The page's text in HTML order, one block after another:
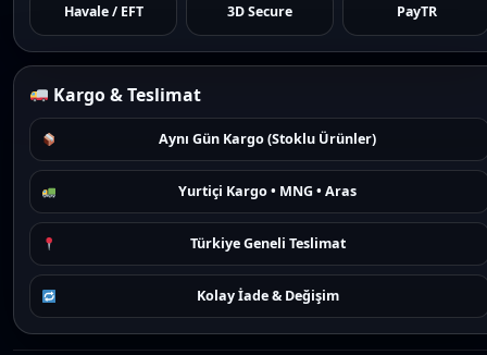
Havale / EFT 3D Secure PayTR
Kargo & Teslimat
Aynı Gün Kargo (Stoklu Ürünler)
Yurtiçi Kargo • MNG • Aras
Türkiye Geneli Teslimat
Kolay İade & Değişim